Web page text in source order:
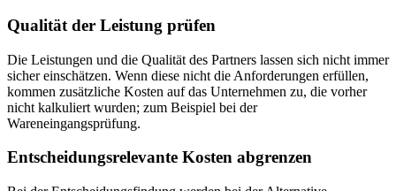
Qualität der Leistung prüfen
Die Leistungen und die Qualität des Partners lassen sich nicht immer
sicher einschätzen. Wenn diese nicht die Anforderungen erfüllen,
kommen zusätzliche Kosten auf das Unternehmen zu, die vorher
nicht kalkuliert wurden; zum Beispiel bei der
Wareneingangsprüfung.
Entscheidungsrelevante Kosten abgrenzen